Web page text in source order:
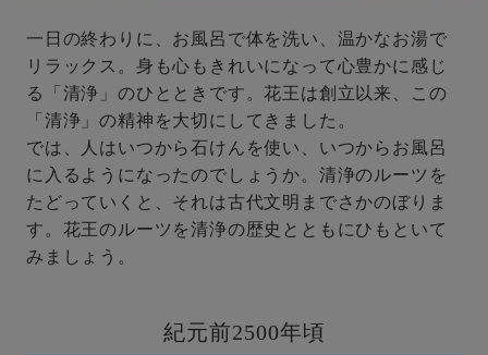
一日の終わりに、お風呂で体を洗い、温かなお湯で
リラックス。身も心もきれいになって心豊かに感じ
る「清浄」のひとときです。花王は創立以来、この
「清浄」の精神を大切にしてきました。
では、人はいつから石けんを使い、いつからお風呂
に入るようになったのでしょうか。清浄のルーツを
たどっていくと、それは古代文明までさかのぼりま
す。花王のルーツを清浄の歴史とともにひもといて
みましょう。
紀元前2500年頃